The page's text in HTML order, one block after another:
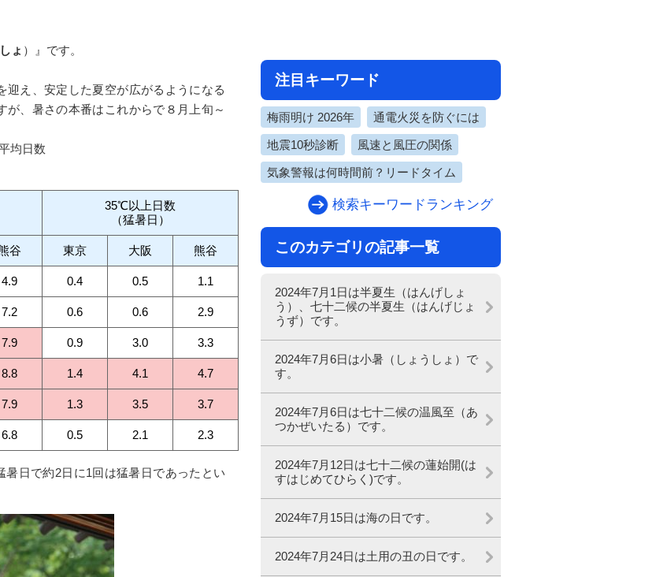
ょ ）』です。
え、安定した夏空が広がるようになる
が、暑さの本番はこれからで８月上旬～
均日数
35℃以上日数
（猛暑日）
谷 東京 大阪 熊谷
4.9 0.4 0.5 1.1
7.2 0.6 0.6 2.9
7.9 0.9 3.0 3.3
8.8 1.4 4.1 4.7
7.9 1.3 3.5 3.7
6.8 0.5 2.1 2.3
日で約2日に1回は猛暑日であったとい
注目キーワード
梅雨明け 2026年 通電火災を防ぐには
地震10秒診断 風速と風圧の関係
気象警報は何時間前？リードタイム
検索キーワードランキング
このカテゴリの記事一覧
2024年7月1日は半夏生（はんげしょ
う）、七十二候の半夏生（はんげじょ
うず）です。
2024年7月6日は小暑（しょうしょ）で
す。
2024年7月6日は七十二候の温風至（あ
つかぜいたる）です。
2024年7月12日は七十二候の蓮始開(は
すはじめてひらく)です。
2024年7月15日は海の日です。
2024年7月24日は土用の丑の日です。